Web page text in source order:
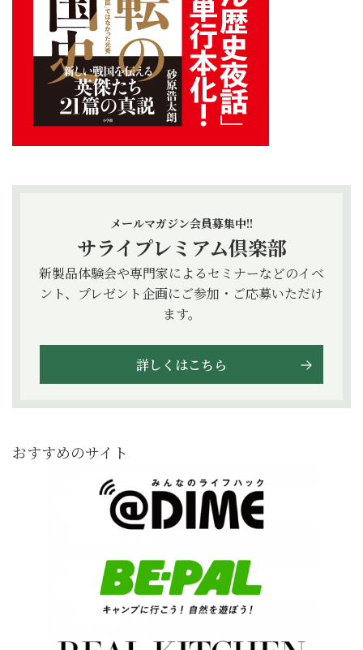
メールマガジン会員募集中!!
サライプレミアム倶楽部
新製品体験会や専門家によるセミナーなどのイベ
ント、プレゼント企画にご参加・ご応募いただけ
ます。
詳しくはこちら
おすすめのサイト